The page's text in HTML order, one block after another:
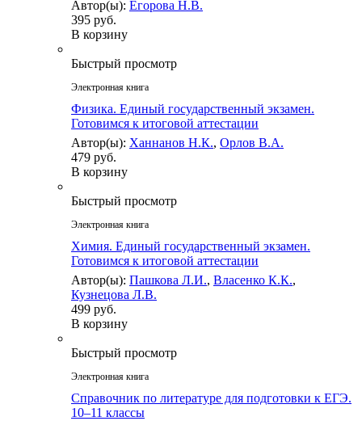
Автор(ы): Егорова Н.В.
395 руб.
В корзину
Быстрый просмотр
Электронная книга
Физика. Единый государственный экзамен.
Готовимся к итоговой аттестации
Автор(ы): Ханнанов Н.К., Орлов В.А.
479 руб.
В корзину
Быстрый просмотр
Электронная книга
Химия. Единый государственный экзамен.
Готовимся к итоговой аттестации
Автор(ы): Пашкова Л.И., Власенко К.К.,
Кузнецова Л.В.
499 руб.
В корзину
Быстрый просмотр
Электронная книга
Справочник по литературе для подготовки к ЕГЭ.
10–11 классы